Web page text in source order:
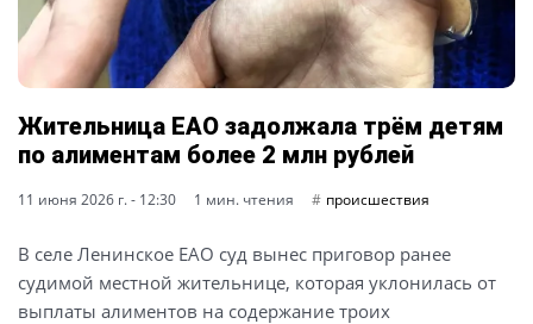
Жительница ЕАО задолжала трём детям
по алиментам более 2 млн рублей
11 июня 2026 г. - 12:30 1 мин. чтения происшествия
В селе Ленинское ЕАО суд вынес приговор ранее
судимой местной жительнице, которая уклонилась от
выплаты алиментов на содержание троих